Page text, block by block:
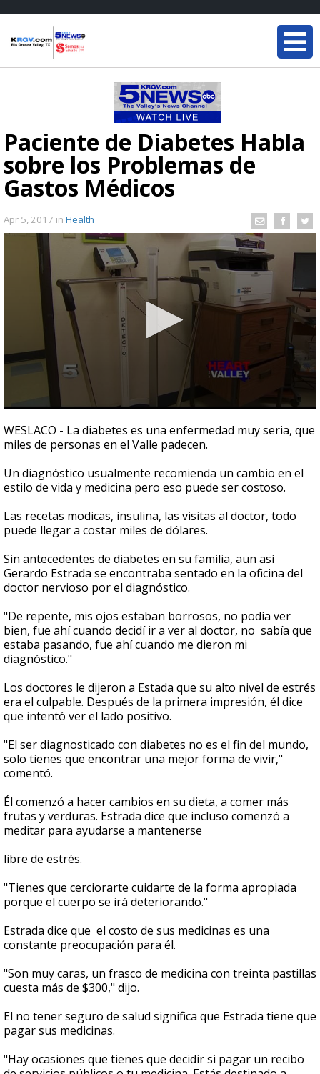
Paciente de Diabetes Habla
sobre los Problemas de
Gastos Médicos
Apr 5, 2017 in Health
seconds
of
3
30
seconds
WESLACO - La diabetes es una enfermedad muy seria, que
miles de personas en el Valle padecen.
Un diagnóstico usualmente recomienda un cambio en el
estilo de vida y medicina pero eso puede ser costoso.
Las recetas modicas, insulina, las visitas al doctor, todo
puede llegar a costar miles de dólares.
Sin antecedentes de diabetes en su familia, aun así
Gerardo Estrada se encontraba sentado en la oficina del
doctor nervioso por el diagnóstico.
"De repente, mis ojos estaban borrosos, no podía ver
bien, fue ahí cuando decidí ir a ver al doctor, no sabía que
estaba pasando, fue ahí cuando me dieron mi
diagnóstico."
Los doctores le dijeron a Estada que su alto nivel de estrés
era el culpable. Después de la primera impresión, él dice
que intentó ver el lado positivo.
"El ser diagnosticado con diabetes no es el fin del mundo,
solo tienes que encontrar una mejor forma de vivir,"
comentó.
Él comenzó a hacer cambios en su dieta, a comer más
frutas y verduras. Estrada dice que incluso comenzó a
meditar para ayudarse a mantenerse
libre de estrés.
"Tienes que cerciorarte cuidarte de la forma apropiada
porque el cuerpo se irá deteriorando."
Estrada dice que el costo de sus medicinas es una
constante preocupación para él.
"Son muy caras, un frasco de medicina con treinta pastillas
cuesta más de $300," dijo.
El no tener seguro de salud significa que Estrada tiene que
pagar sus medicinas.
"Hay ocasiones que tienes que decidir si pagar un recibo